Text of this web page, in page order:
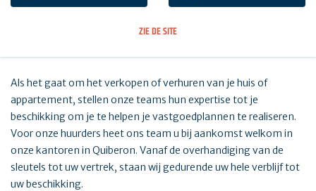
ZIE DE SITE
Als het gaat om het verkopen of verhuren van je huis of
appartement, stellen onze teams hun expertise tot je
beschikking om je te helpen je vastgoedplannen te realiseren.
Voor onze huurders heet ons team u bij aankomst welkom in
onze kantoren in Quiberon. Vanaf de overhandiging van de
sleutels tot uw vertrek, staan wij gedurende uw hele verblijf tot
uw beschikking.